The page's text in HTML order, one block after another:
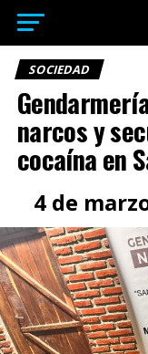
SOCIEDAD
narcos y
cocaína en
4 de